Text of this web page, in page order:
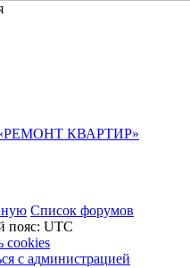
«РЕМОНТ КВАРТИР»
Список форумов
пояс: UTC
cookies
ся с администрацией